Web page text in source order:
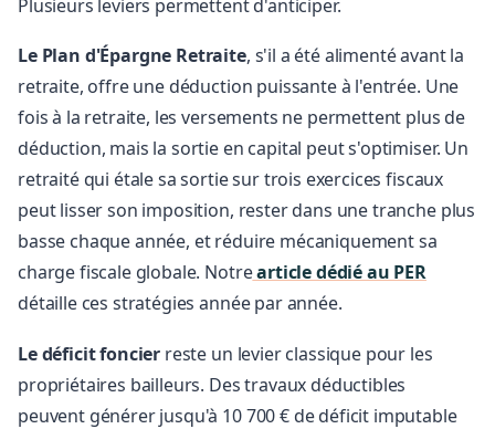
Plusieurs leviers permettent d'anticiper.
Le Plan d'Épargne Retraite, s'il a été alimenté avant la
retraite, offre une déduction puissante à l'entrée. Une
fois à la retraite, les versements ne permettent plus de
déduction, mais la sortie en capital peut s'optimiser. Un
retraité qui étale sa sortie sur trois exercices fiscaux
peut lisser son imposition, rester dans une tranche plus
basse chaque année, et réduire mécaniquement sa
charge fiscale globale. Notrearticle dédié au PER
détaille ces stratégies année par année.
Le déficit foncier reste un levier classique pour les
propriétaires bailleurs. Des travaux déductibles
peuvent générer jusqu'à 10 700 € de déficit imputable